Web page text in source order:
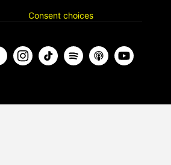
Consent choices